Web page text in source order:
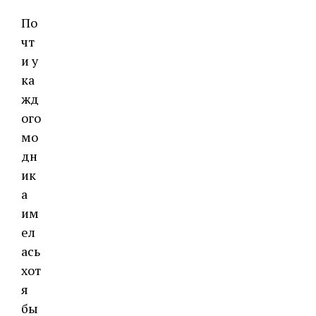
По
чт
и у
ка
жд
ого
мо
дн
ик
а
им
ел
ась
хот
я
бы